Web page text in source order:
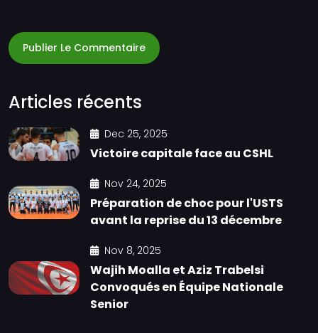
Publier Le Commentaire
Articles récents
Dec 25, 2025
Victoire capitale face au CSHL
Nov 24, 2025
Préparation de choc pour l'USTS
avant la reprise du 13 décembre
Nov 8, 2025
Wajih Moalla et Aziz Trabelsi
Convoqués en Équipe Nationale
Senior